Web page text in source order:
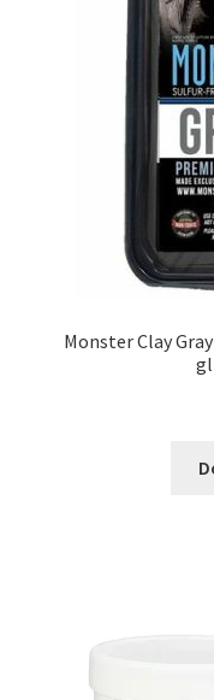
Monster Clay